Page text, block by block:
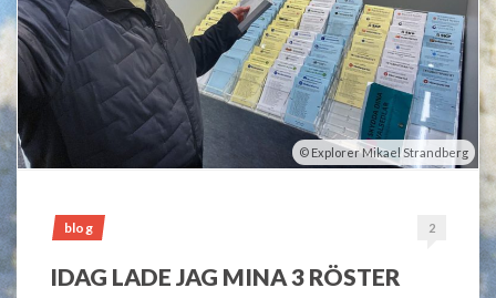
Explorer Mikael Strandberg
blog 2
IDAG LADE JAG MINA 3 RÖSTER